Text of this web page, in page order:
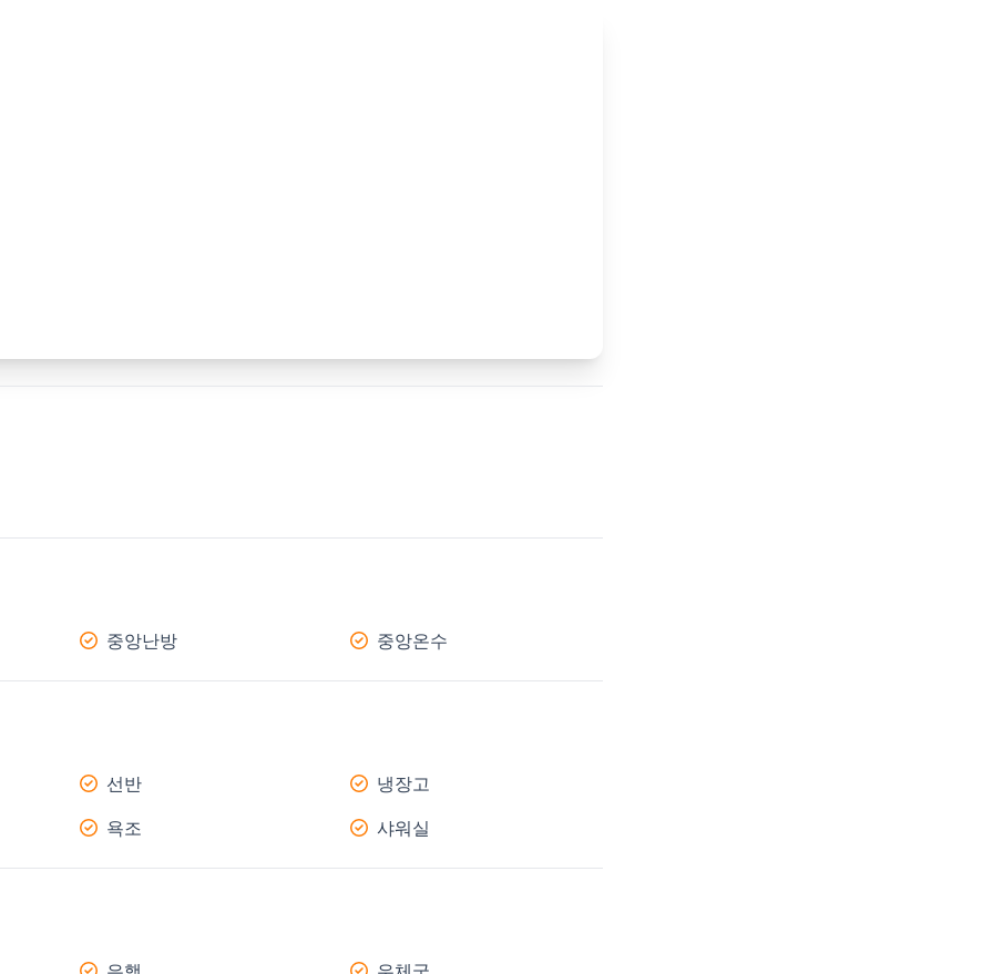
중앙난방 중앙온수
선반
냉장고
욕조
샤워실